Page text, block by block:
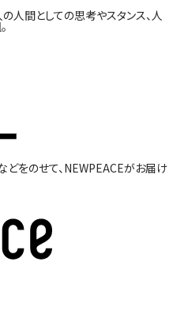
人間としての思考やスタンス、人
をのせて、 NEWPEACEがお届け